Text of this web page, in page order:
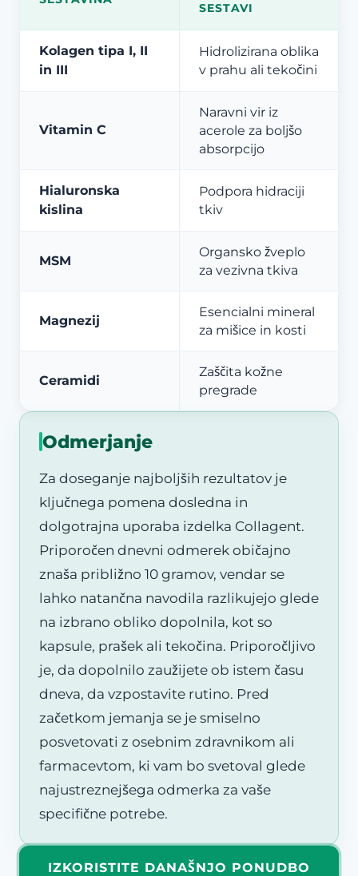
SESTAVI
Kolagen tipa I, II
in III
Hidrolizirana oblika
v prahu ali tekočini
Vitamin C
Naravni vir iz
acerole za boljšo
absorpcijo
Hialuronska
kislina
Podpora hidraciji
tkiv
MSM
Organsko žveplo
za vezivna tkiva
Magnezij
Esencialni mineral
za mišice in kosti
Ceramidi
Zaščita kožne
pregrade
Odmerjanje
Za doseganje najboljših rezultatov je
ključnega pomena dosledna in
dolgotrajna uporaba izdelka Collagent.
Priporočen dnevni odmerek običajno
znaša približno 10 gramov, vendar se
lahko natančna navodila razlikujejo glede
na izbrano obliko dopolnila, kot so
kapsule, prašek ali tekočina. Priporočljivo
je, da dopolnilo zaužijete ob istem času
dneva, da vzpostavite rutino. Pred
začetkom jemanja se je smiselno
posvetovati z osebnim zdravnikom ali
farmacevtom, ki vam bo svetoval glede
najustreznejšega odmerka za vaše
specifične potrebe.
IZKORISTITE DANAŠNJO PONUDBO